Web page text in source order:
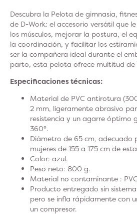
Descubra la Pelota de gimnasia,
de D-Work: el accesorio versátil que
los músculos, mejorar la postura, el
la coordinación, y facilitar los
ser la compañera ideal durante el
parto, esta pelota ofrece multitud de
Especificaciones técnicas:
Material de PVC antirotura
2 mm, ligeramente abrasivo
resistencia y un agarre óptimo
360°.
Diámetro de 65 cm, adecuado
mujeres de 155 a 175 cm de
Color: azul.
Peso neto: 800 g.
Material no contaminante :
Producto entregado sin
pero se infla rápidamente con
un compresor.